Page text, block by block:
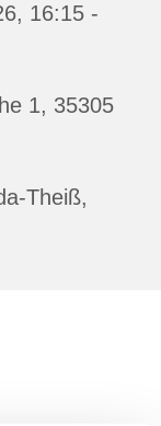
16:15 -
1, 35305
Theiß,